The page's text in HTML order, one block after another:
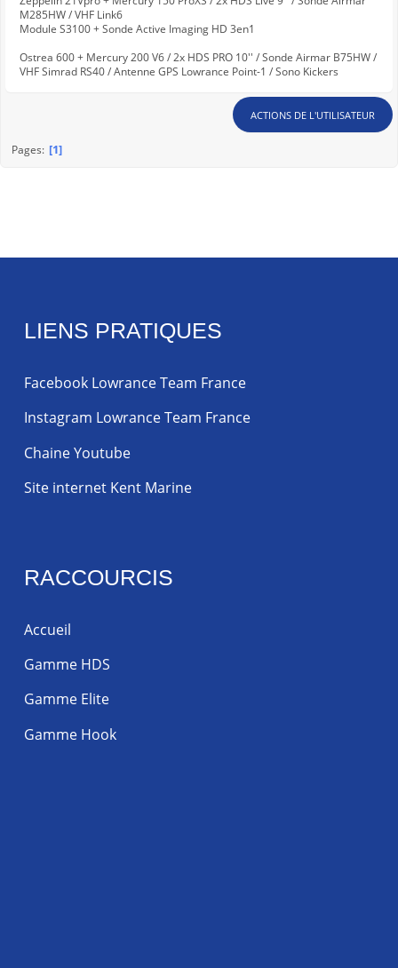
M285HW / VHF Link6
Module S3100 + Sonde Active Imaging HD 3en1
Ostrea 600 + Mercury 200 V6 / 2x HDS PRO 10'' / Sonde Airmar B75HW /
VHF Simrad RS40 / Antenne GPS Lowrance Point-1 / Sono Kickers
ACTIONS DE L'UTILISATEUR
Pages 1
LIENS PRATIQUES
Facebook Lowrance Team France
Instagram Lowrance Team France
Chaine Youtube
Site internet Kent Marine
RACCOURCIS
Accueil
Gamme HDS
Gamme Elite
Gamme Hook